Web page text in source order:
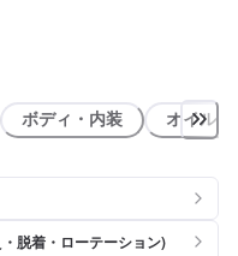
ボディ・内装 オイル類
脱着・ローテーション)